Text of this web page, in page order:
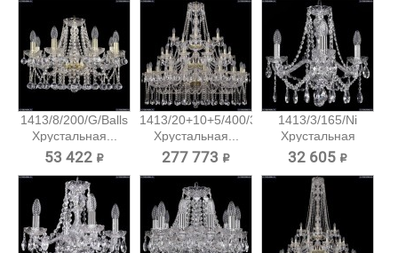
1413/8/200/G/Balls
Хрустальная...
53 422 ₽
1413/20+10+5/400/3d/G
Хрустальная...
277 773 ₽
1413/3/165/Ni
Хрустальная
подвесная...
32 605 ₽